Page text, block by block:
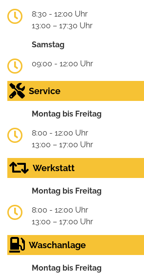
8:30 - 12:00 Uhr
13:00 – 17:30 Uhr
Samstag
09:00 - 12:00 Uhr
Service
Montag bis Freitag
8:00 - 12:00 Uhr
13:00 – 17:00 Uhr
Werkstatt
Montag bis Freitag
8:00 - 12:00 Uhr
13:00 – 17:00 Uhr
Waschanlage
Montag bis Freitag